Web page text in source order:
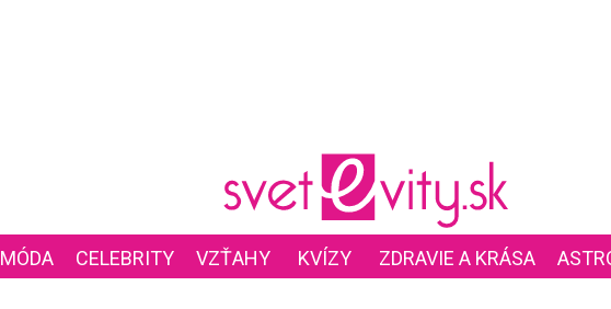
MÓDA CELEBRITY VZŤAHY KVÍZY ZDRAVIE A KRÁSA